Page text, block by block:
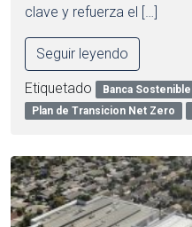
clave y refuerza el […]
Seguir leyendo
Etiquetado Banca Sostenible
Plan de Transicion Net Zero